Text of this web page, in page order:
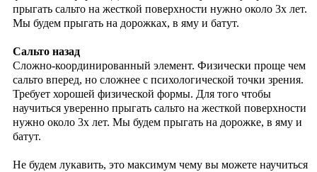
прыгать сальто на жесткой поверхности нужно около 3х лет.
Мы будем прыгать на дорожках, в яму и батут.
Сальто назад
Сложно-координированный элемент. Физически проще чем
сальто вперед, но сложнее с психологической точки зрения.
Требует хорошей физической формы. Для того чтобы
научиться уверенно прыгать сальто на жесткой поверхности
нужно около 3х лет. Мы будем прыгать на дорожке, в яму и
батут.
Не будем лукавить, это максимум чему вы можете научиться